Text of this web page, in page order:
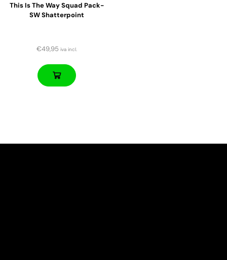
This Is The Way Squad Pack-
SW Shatterpoint
€49,95 iva incl.